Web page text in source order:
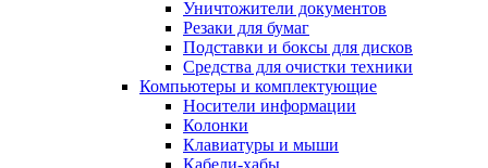
Уничтожители документов
Резаки для бумаг
Подставки и боксы для дисков
Средства для очистки техники
Компьютеры и комплектующие
Носители информации
Колонки
Клавиатуры и мыши
Кабели-хабы